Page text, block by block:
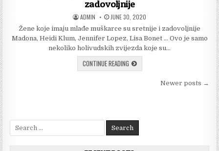
zadovoljnije
AUTHOR:
ADMIN PUBLISHED
DATE:
JUNE 30, 2020
Žene koje imaju mlađe muškarce su sretnije i zadovoljnije
Madona, Heidi Klum, Jennifer Lopez, Lisa Bonet … Ovo je samo
nekoliko holivudskih zvijezda koje su…
CONTINUE READINGŽENE
KOJE
Newer posts →